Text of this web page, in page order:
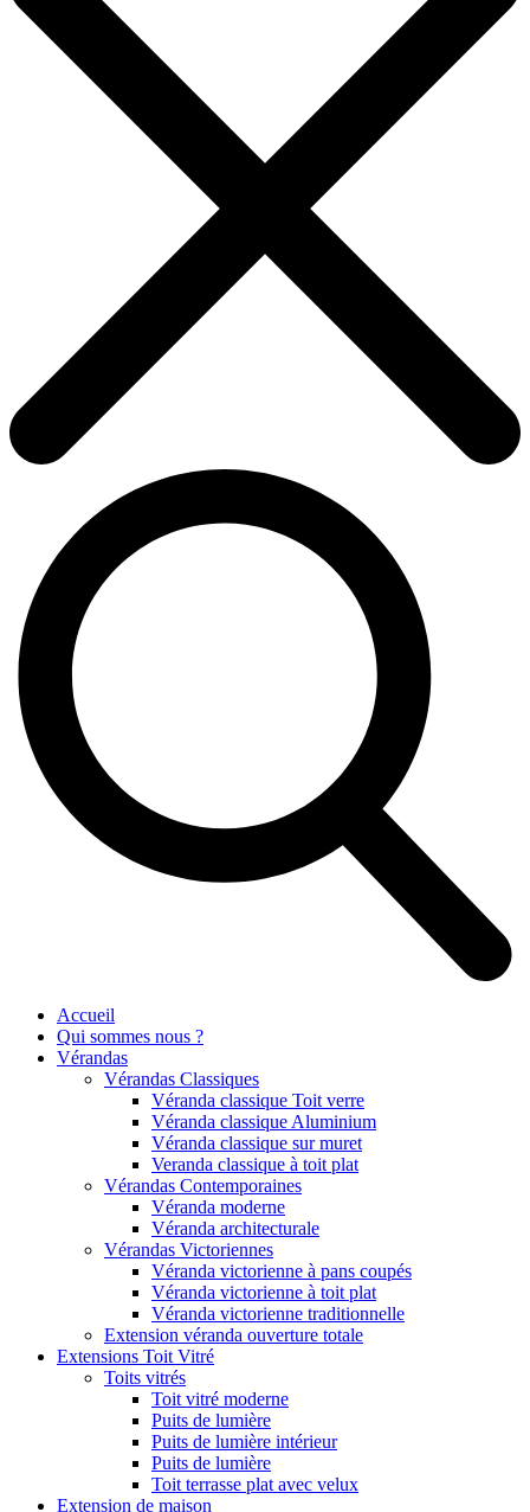
Accueil
Qui sommes nous ?
Vérandas
Vérandas Classiques
Véranda classique Toit verre
Véranda classique Aluminium
Véranda classique sur muret
Veranda classique à toit plat
Vérandas Contemporaines
Véranda moderne
Véranda architecturale
Vérandas Victoriennes
Véranda victorienne à pans coupés
Véranda victorienne à toit plat
Véranda victorienne traditionnelle
Extension véranda ouverture totale
Extensions Toit Vitré
Toits vitrés
Toit vitré moderne
Puits de lumière
Puits de lumière intérieur
Puits de lumière
Toit terrasse plat avec velux
Extension de maison